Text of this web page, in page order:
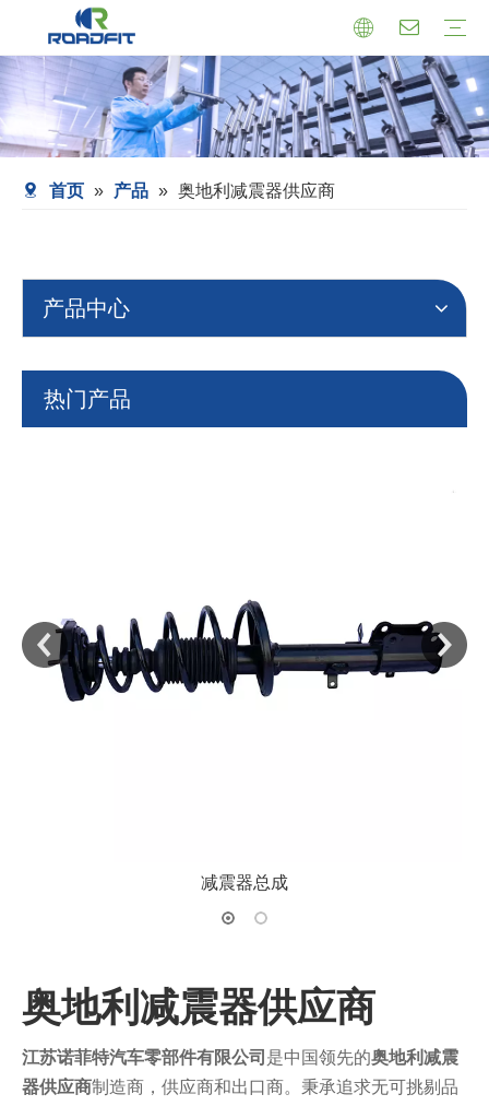
首页 » 产品 » 奥地利减震器供应商
产品中心
热门产品
减震器总成
奥地利减震器供应商
江苏诺菲特汽车零部件有限公司 是中国领先的奥地利减震
器供应商制造商，供应商和出口商。秉承追求无可挑剔品